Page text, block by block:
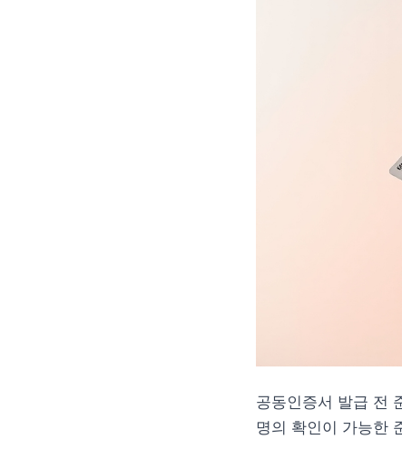
공동인증서 발급 전
명의 확인이 가능한